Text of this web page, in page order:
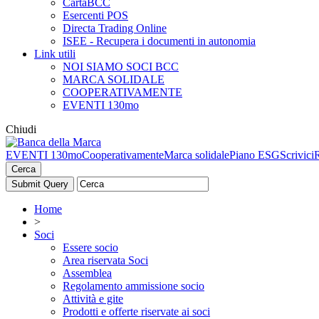
CartaBCC
Esercenti POS
Directa Trading Online
ISEE - Recupera i documenti in autonomia
Link utili
NOI SIAMO SOCI BCC
MARCA SOLIDALE
COOPERATIVAMENTE
EVENTI 130mo
Chiudi
EVENTI 130moCooperativamenteMarca solidalePiano ESGScrivici
Cerca
Home
>
Soci
Essere socio
Area riservata Soci
Assemblea
Regolamento ammissione socio
Attività e gite
Prodotti e offerte riservate ai soci